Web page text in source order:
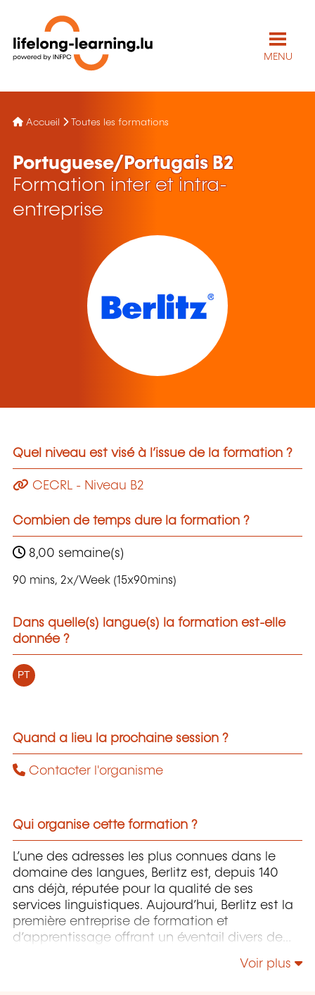
MENU
Accueil Toutes les formations
Portuguese/Portugais B2
Formation inter et intra-
entreprise
Quel niveau est visé à l’issue de la formation ?
CECRL - Niveau B2
Combien de temps dure la formation ?
8,00 semaine(s)
90 mins, 2x/Week (15x90mins)
Dans quelle(s) langue(s) la formation est-elle
donnée ?
PT
Quand a lieu la prochaine session ?
Contacter l'organisme
Qui organise cette formation ?
L’une des adresses les plus connues dans le
domaine des langues, Berlitz est, depuis 140
ans déjà, réputée pour la qualité de ses
services linguistiques. Aujourd’hui, Berlitz est la
première entreprise de formation et
d’apprentissage offrant un éventail divers de
Voir plus